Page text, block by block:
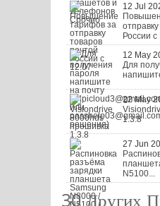
12 Jul
России с
12 May
Для
22 May
1.3.8
27 Jun
N5100...
30 Других